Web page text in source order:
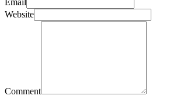
Website
Comment